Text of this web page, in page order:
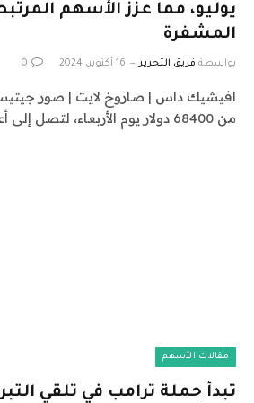
يوليو، مما عزز الأسهم
المشفرة
بواسطة فريق التحرير 16 أكتوبر، 2024 0
افيشيك داس | صاروخ لايت | صور
من 68400 دولار يوم الأربعاء، لتصل إلى أعلى مستوى لها…
مقالات الأسهم
تبدأ حملة ترامب في تلقي